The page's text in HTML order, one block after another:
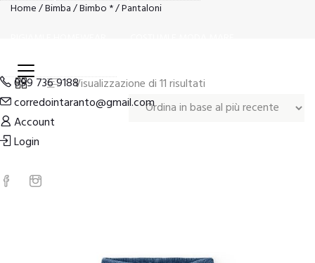
099 736 9188
corredointaranto@gmail.com
Account
Login
Home/Bimba/Bimbo */ Pantaloni
Visualizzazione di 11 risultati
in